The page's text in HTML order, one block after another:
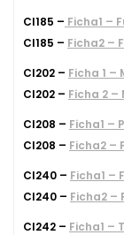
CI185 – Ficha1 –
CI185 – Ficha2 –
CI202 – Ficha 1 –
CI202 – Ficha 2 –
CI208 – Ficha1 –
CI208 – Ficha2 –
CI240 – Ficha1 –
CI240 – Ficha2 –
CI242 – Ficha1 –